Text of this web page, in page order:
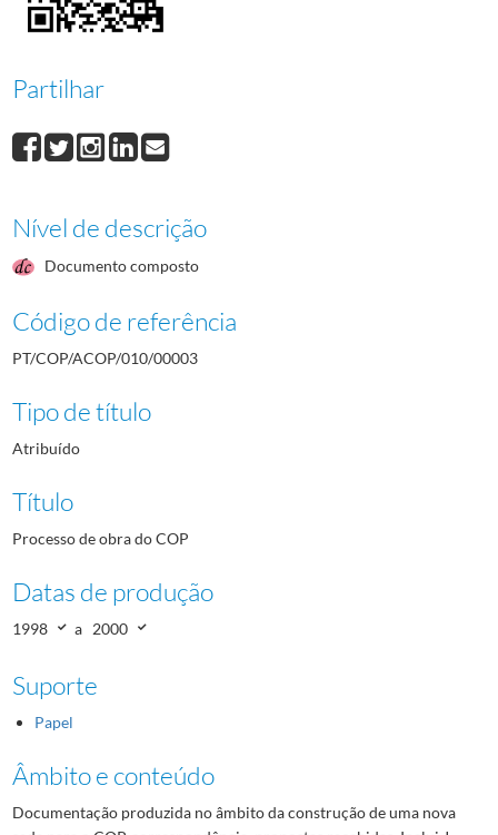
00010Processo de obra do COP
00033Processo de obra do COP
Partilhar
Nível de descrição
Documento composto
Código de referência
PT/COP/ACOP/010/00003
Tipo de título
Atribuído
Título
Processo de obra do COP
Datas de produção
1998 a 2000
Suporte
Papel
Âmbito e conteúdo
Documentação produzida no âmbito da construção de uma nova